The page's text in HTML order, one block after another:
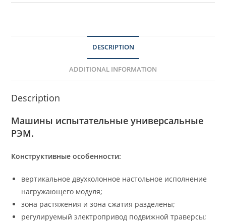
DESCRIPTION
ADDITIONAL INFORMATION
Description
Машины испытательные универсальные
РЭМ.
Конструктивные особенности:
вертикальное двухколонное настольное исполнение
нагружающего модуля;
зона растяжения и зона сжатия разделены;
регулируемый электропривод подвижной траверсы;